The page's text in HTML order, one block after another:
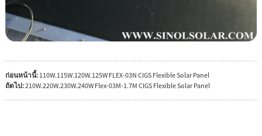
ก่อนหน้านี้: 110W.115W.120W.125W FLEX-03N CIGS Flexible Solar Panel
ถัดไป:210W.220W.230W.240W Flex-03M-1.7M CIGS Flexible Solar Panel